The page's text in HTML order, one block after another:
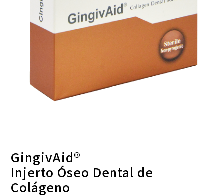
GingivAid®
Injerto Óseo Dental de
Colágeno